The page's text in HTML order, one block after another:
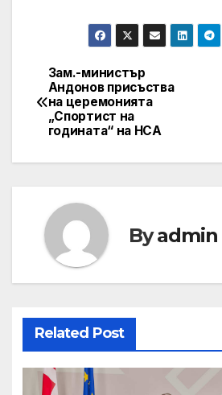
Post
navigation
Зам.-министър
Андонов присъства
на церемонията
„Спортист на
годината“ на НСА
Byadmin
Related Post